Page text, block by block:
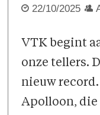
22/10/2025
VTK begint
onze tellers.
nieuw
Apolloon, die